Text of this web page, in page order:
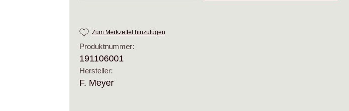
Zum Merkzettel hinzufügen
Produktnummer:
191106001
Hersteller:
F. Meyer